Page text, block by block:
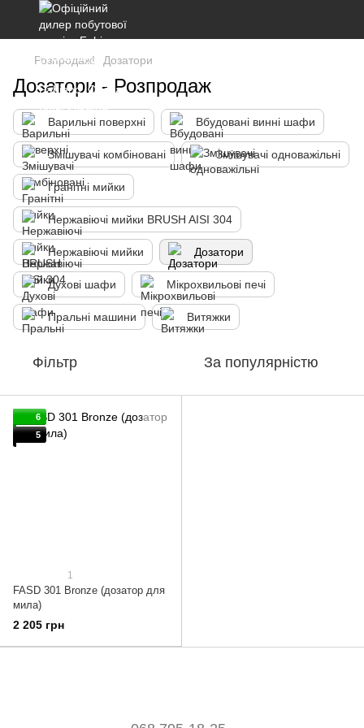
Розпродаж! Дозатори
Дозатори - Розпродаж
Варильні поверхні Вбудовані винні шафи
Змішувачі комбіновані Змішувачі одноважільні
Гранітні мийки
Нержавіючі мийки BRUSH AISI 304
Нержавіючі мийки Дозатори
Духові шафи Мікрохвильові печі
Пральні машини Витяжки
Фільтр За популярністю
6
5
1
FASD 301 Bronze (дозатор для
мила)
2 205 грн